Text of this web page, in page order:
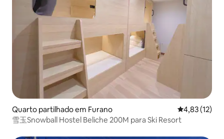
Quarto partilhado em Furano Classificação
4,83 (12)
雪玉Snowball Hostel Beliche 200M para Ski Resort